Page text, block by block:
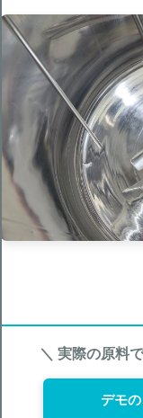
＼ 実際の原料
デモ